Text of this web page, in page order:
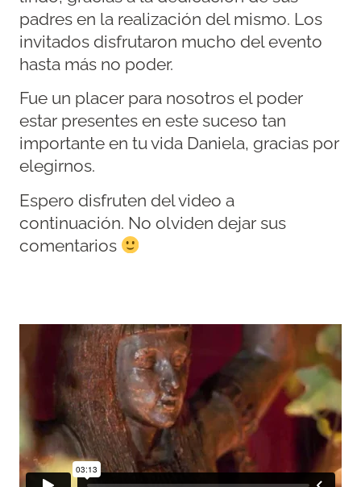
padres en la realización del mismo. Los
invitados disfrutaron mucho del evento
hasta más no poder.
Fue un placer para nosotros el poder
estar presentes en este suceso tan
importante en tu vida Daniela, gracias por
elegirnos.
Espero disfruten del video a
continuación. No olviden dejar sus
comentarios